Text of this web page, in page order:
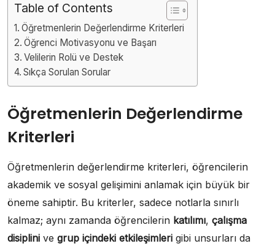
Table of Contents
Öğretmenlerin Değerlendirme Kriterleri
Öğrenci Motivasyonu ve Başarı
Velilerin Rolü ve Destek
Sıkça Sorulan Sorular
Öğretmenlerin Değerlendirme
Kriterleri
Öğretmenlerin değerlendirme kriterleri, öğrencilerin
akademik ve sosyal gelişimini anlamak için büyük bir
öneme sahiptir. Bu kriterler, sadece notlarla sınırlı
kalmaz; aynı zamanda öğrencilerin katılımı, çalışma
disiplini ve grup içindeki etkileşimleri gibi unsurları da